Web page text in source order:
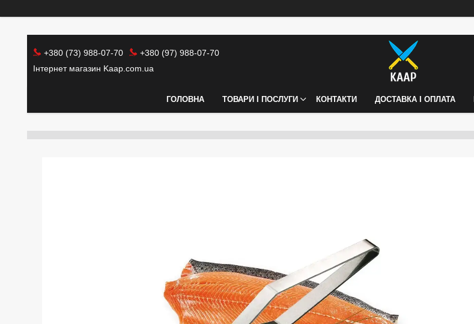
+380 (73) 988-07-70
+380 (97) 988-07-70
Інтернет магазин Kaap.com.ua
ГОЛОВНА ТОВАРИ І ПОСЛУГИ КОНТАКТИ ДОСТАВКА І ОПЛАТА